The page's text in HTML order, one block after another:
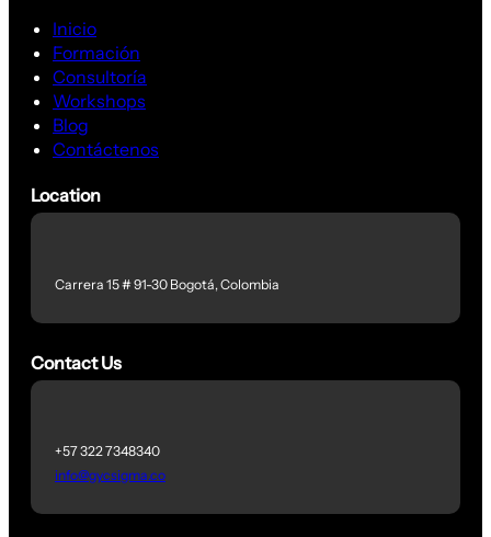
Inicio
Formación
Consultoría
Workshops
Blog
Contáctenos
Location
Carrera 15 # 91-30 Bogotá, Colombia
Contact Us
+57 322 7348340
info@gycsigma.co